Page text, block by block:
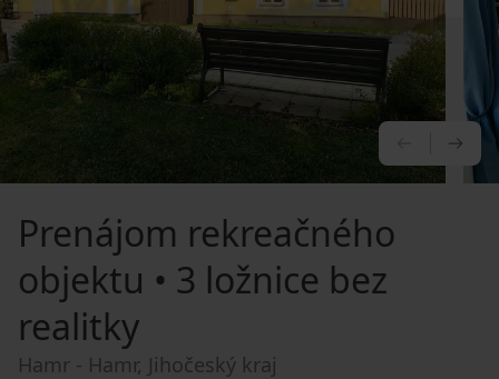
Prenájom rekreačného
objektu • 3 ložnice bez
realitky
Hamr - Hamr, Jihočeský kraj